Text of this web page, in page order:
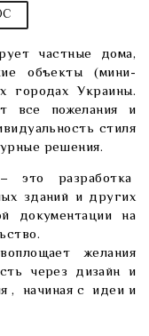
частные дома,
объекты (мини-
городах Украины.
все пожелания и
стиля
решения.
это разработка
зданий и других
документации на
желания
через дизайн и
, начиная с идеи и